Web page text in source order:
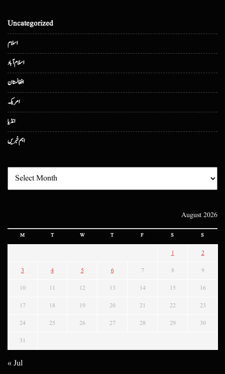
Uncategorized
اسلام
اسلام آباد
افغانستان
امریکہ
انڈیا
اہم خبریں
August 2026
M T W T F S S
1 2
3 4 5 6 7 8 9
10 11 12 13 14 15 16
17 18 19 20 21 22 23
24 25 26 27 28 29 30
31
« Jul